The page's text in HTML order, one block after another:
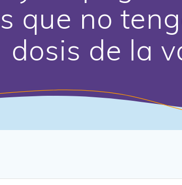
que no
dosis de la